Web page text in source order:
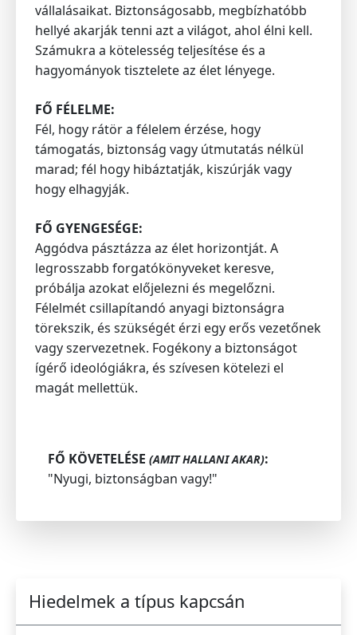
vállalásaikat. Biztonságosabb, megbízhatóbb
hellyé akarják tenni azt a világot, ahol élni kell.
Számukra a kötelesség teljesítése és a
hagyományok tisztelete az élet lényege.
FŐ FÉLELME:
Fél, hogy rátör a félelem érzése, hogy
támogatás, biztonság vagy útmutatás nélkül
marad; fél hogy hibáztatják, kiszúrják vagy
hogy elhagyják.
FŐ GYENGESÉGE:
Aggódva pásztázza az élet horizontját. A
legrosszabb forgatókönyveket keresve,
próbálja azokat előjelezni és megelőzni.
Félelmét csillapítandó anyagi biztonságra
törekszik, és szükségét érzi egy erős vezetőnek
vagy szervezetnek. Fogékony a biztonságot
ígérő ideológiákra, és szívesen kötelezi el
magát mellettük.
FŐ KÖVETELÉSE (AMIT HALLANI AKAR):
"Nyugi, biztonságban vagy!"
Hiedelmek a típus kapcsán